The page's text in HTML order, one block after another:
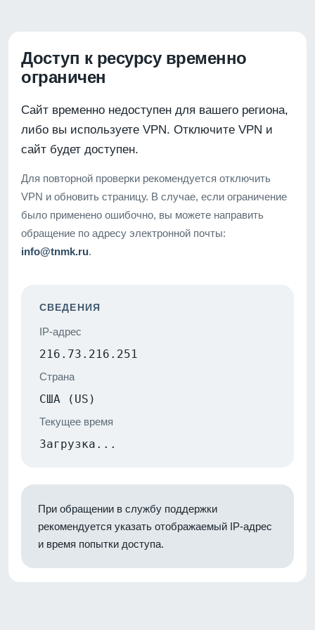
Доступ к ресурсу временно
ограничен
Сайт временно недоступен для вашего региона,
либо вы используете VPN. Отключите VPN и
сайт будет доступен.
Для повторной проверки рекомендуется отключить
VPN и обновить страницу. В случае, если ограничение
было применено ошибочно, вы можете направить
обращение по адресу электронной почты:
info@tnmk.ru.
СВЕДЕНИЯ
IP-адрес
216.73.216.251
Страна
США (US)
Текущее время
Загрузка...
При обращении в службу поддержки
рекомендуется указать отображаемый IP-адрес
и время попытки доступа.